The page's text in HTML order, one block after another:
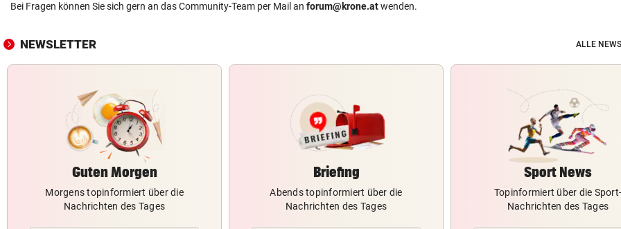
Bei Fragen können Sie sich gern an das Community-Team per Mail an forum@krone.atwenden.
NEWSLETTER ALLE
Guten Morgen
Morgens topinformiert über die
Nachrichten des Tages
Briefing
Abends topinformiert über die
Nachrichten des Tages
Sport News
Topinformiert über die Sport-
Nachrichten des Tages